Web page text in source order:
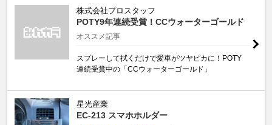
株式会社プロスタッフ
POTY9年連続受賞！CCウォーターゴールド
オススメ記事
スプレーして拭くだけで愛車がツヤピカに！POTY
連続受賞中の「CCウォーターゴールド」
星光産業
EC-213 スマホホルダー